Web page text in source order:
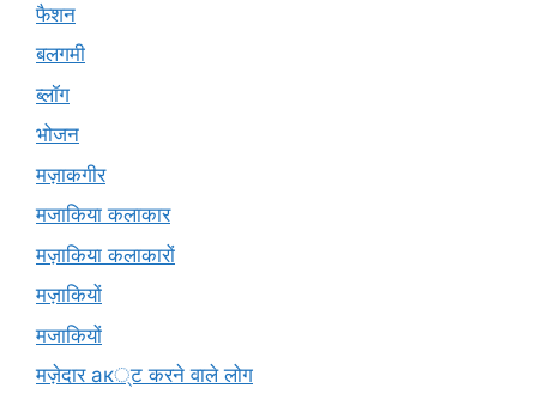
फैशन
बलगमी
ब्लॉग
भोजन
मज़ाकगीर
मजाकिया कलाकार
मज़ाकिया कलाकारों
मज़ाकियों
मजाकियों
मज़ेदार ак्ट करने वाले लोग